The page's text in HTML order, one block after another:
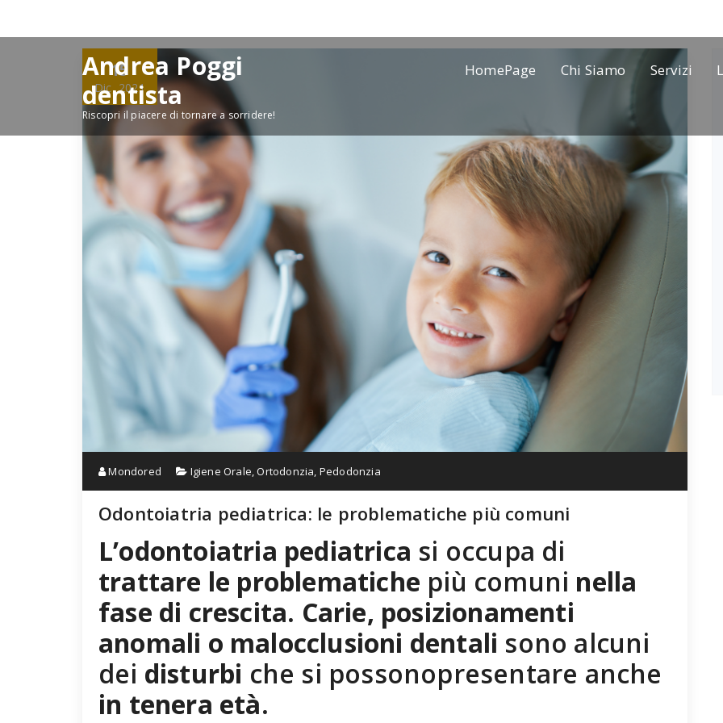
content
Andrea Poggi
dentista
Riscopri il piacere di tornare a sorridere!
HomePage Chi Siamo Servizi
15
Dic, 2021
Mondored Igiene Orale ,Ortodonzia Pedodonzia
Odontoiatria pediatrica: le problematiche più comuni
L’odontoiatria pediatrica si occupa di
trattare le problematiche più comuni nella
fase di crescita. Carie, posizionamenti
anomali o malocclusioni dentali sono alcuni
dei disturbi che si possonopresentare anche
in tenera età.